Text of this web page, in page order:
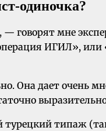
говорят мне
ИГИЛ»,
Она дает очень
турецкий типаж